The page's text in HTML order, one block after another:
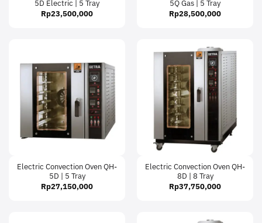
5D Electric | 5 Tray
Rp23,500,000
5Q Gas | 5 Tray
Rp28,500,000
Electric Convection Oven QH-
5D | 5 Tray
Rp27,150,000
Electric Convection Oven QH-
8D | 8 Tray
Rp37,750,000